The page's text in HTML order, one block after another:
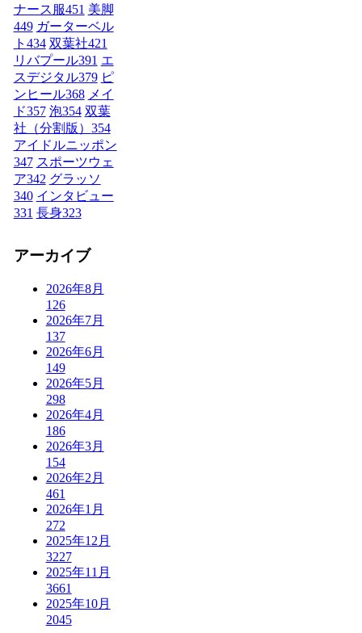
ナース服451 美脚
449 ガーターベル
ト 434 双葉社421
リバプール391 エ
スデジタル379 ピ
ンヒール368 メイ
ド357 泡354 双葉
社（分割版） 354
アイドルニッポン
347 スポーツウェ
ア342 グラッソ
340 インタビュー
331 長身323
アーカイブ
2026年8月
126
2026年7月
137
2026年6月
149
2026年5月
298
2026年4月
186
2026年3月
154
2026年2月
461
2026年1月
272
2025年12月
3227
2025年11月
3661
2025年10月
2045